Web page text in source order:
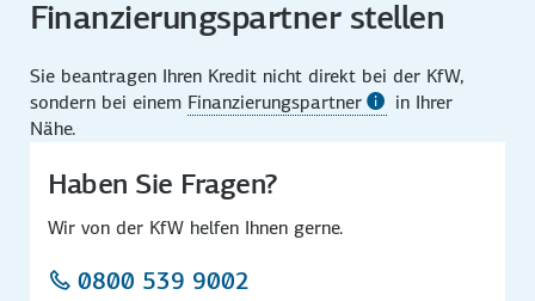
Finanzierungspartner stellen
Sie beantragen Ihren Kredit nicht direkt bei der KfW,
sondern bei einem Finanzierungspartner
in Ihrer
Nähe.
Haben Sie Fragen?
Wir von der KfW helfen Ihnen gerne.
0800 539 9002